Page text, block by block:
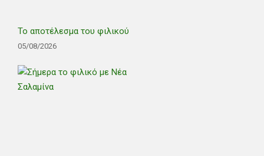
Το αποτέλεσμα του φιλικού
05/08/2026